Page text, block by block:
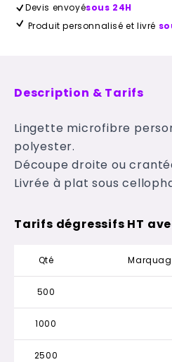
Devis envoyésous 24H
Produit personnalisé et livré
Description & Tarifs
Lingette microfibre
polyester.
Découpe droite ou
Livrée à plat sous
Tarifs dégressifs HT
Qté
500
1000
2500